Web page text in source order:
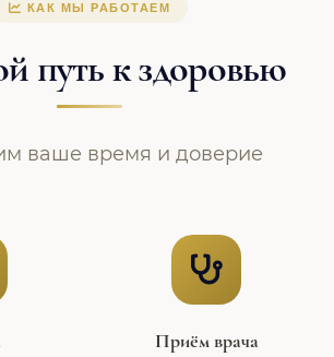
КАК МЫ РАБОТАЕМ
путь к здоровью
ваше время и доверие
Приём врача